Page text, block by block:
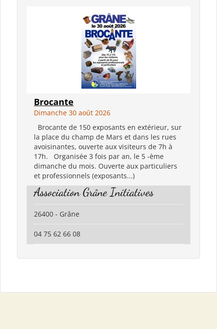
Brocante
Dimanche 30 août 2026
Brocante de 150 exposants en extérieur, sur
la place du champ de Mars et dans les rues
avoisinantes, ouverte aux visiteurs de 7h à
17h. Organisée 3 fois par an, le 5 -ème
dimanche du mois. Ouverte aux particuliers
et professionnels (exposants...)
Association Grâne Initiatives
26400 - Grâne
04 75 62 66 08